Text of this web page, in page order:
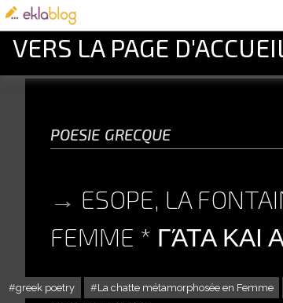
VERS LA PAGE
poesie grecque
ESOPE, LA
FEMME * ΓΆΤΑ
greek poetry La chatte métamorphosée en Femme